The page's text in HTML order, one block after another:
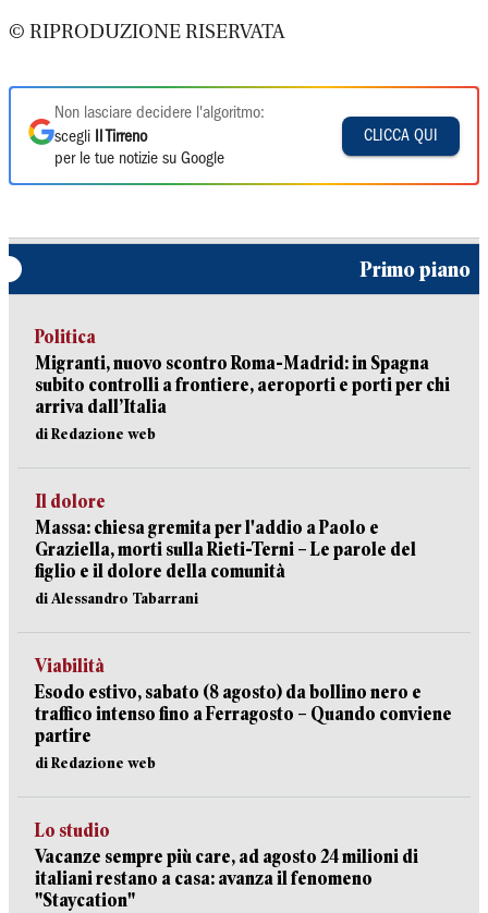
© RIPRODUZIONE RISERVATA
Non lasciare decidere l'algoritmo:
scegli
Il Tirreno
per le tue notizie su Google
CLICCA QUI
Primo piano
Politica
Migranti, nuovo scontro Roma-Madrid: in Spagna
subito controlli a frontiere, aeroporti e porti per chi
arriva dall’Italia
di Redazione web
Il dolore
Massa: chiesa gremita per l'addio a Paolo e
Graziella, morti sulla Rieti-Terni – Le parole del
figlio e il dolore della comunità
di Alessandro Tabarrani
Viabilità
Esodo estivo, sabato (8 agosto) da bollino nero e
traffico intenso fino a Ferragosto – Quando conviene
partire
di Redazione web
Lo studio
Vacanze sempre più care, ad agosto 24 milioni di
italiani restano a casa: avanza il fenomeno
"Staycation"